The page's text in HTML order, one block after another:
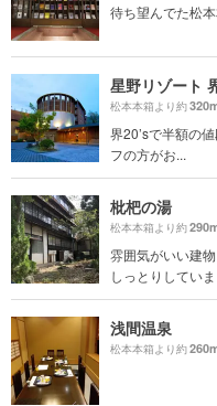
待ち望んでた松
星野リゾート
松本本箱より約
界20’sで半額の
フの方がお...
枇杷の湯
松本本箱より約
雰囲気がいい建
しっとりしていま
浅間温泉
松本本箱より約